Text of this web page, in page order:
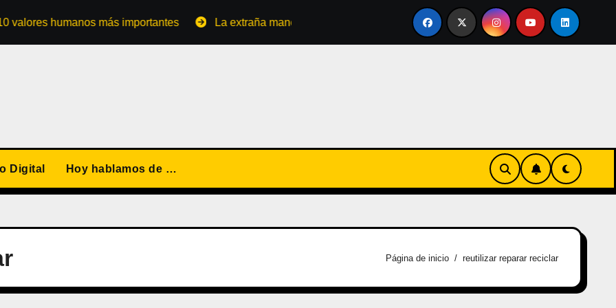
humanos más importantes La extraña manera de convertirse en familia El primer tour de la India Chiquitina
Digital Hoy hablamos de …
Página de inicio reutilizar reparar reciclar